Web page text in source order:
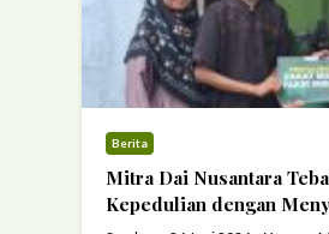
Berita
Mitra Dai Nusantara
Kepedulian dengan